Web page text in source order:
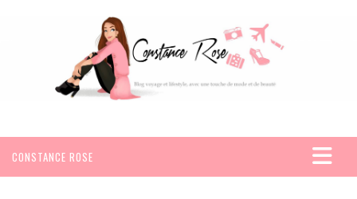
CONSTANCE ROSE